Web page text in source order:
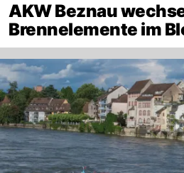
AKW Beznau
Brennelemente im